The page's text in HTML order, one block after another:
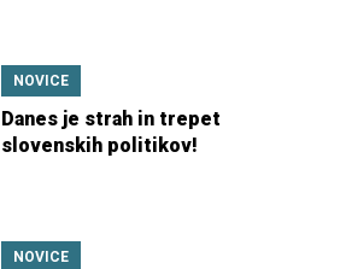
NOVICE
Danes je strah in trepet
slovenskih politikov!
NOVICE